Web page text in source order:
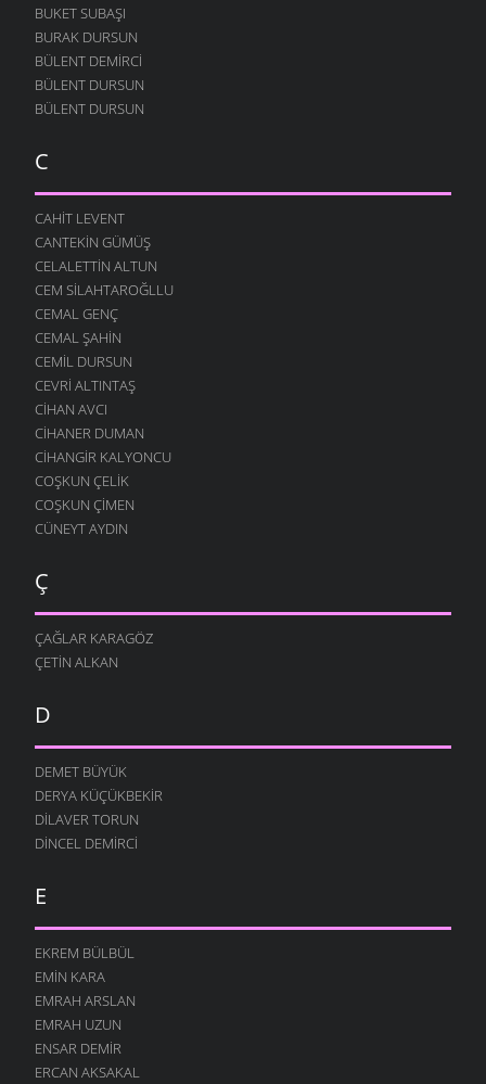
BUKET SUBAŞI
BURAK DURSUN
BÜLENT DEMIRCI
BÜLENT DURSUN
BÜLENT DURSUN
C
CAHIT LEVENT
CANTEKIN GÜMÜŞ
CELALETTIN ALTUN
CEM SILAHTAROĞLLU
CEMAL GENÇ
CEMAL ŞAHIN
CEMIL DURSUN
CEVRI ALTINTAŞ
CIHAN AVCI
CIHANER DUMAN
CIHANGIR KALYONCU
COŞKUN ÇELIK
COŞKUN ÇIMEN
CÜNEYT AYDIN
Ç
ÇAĞLAR KARAGÖZ
ÇETIN ALKAN
D
DEMET BÜYÜK
DERYA KÜÇÜKBEKIR
DILAVER TORUN
DINCEL DEMIRCI
E
EKREM BÜLBÜL
EMIN KARA
EMRAH ARSLAN
EMRAH UZUN
ENSAR DEMIR
ERCAN AKSAKAL